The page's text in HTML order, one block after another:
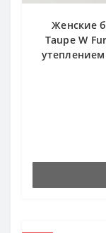
Женские
Taupe W